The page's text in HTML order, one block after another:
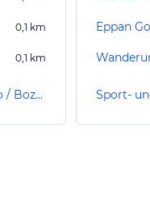
0,1 km
0,1 km
Sehenswürdigkeiten in Bolzano / Bozen
Eppan